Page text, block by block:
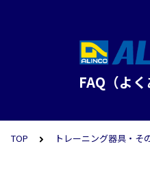
FAQ（よく
TOP トレーニング器具・そ